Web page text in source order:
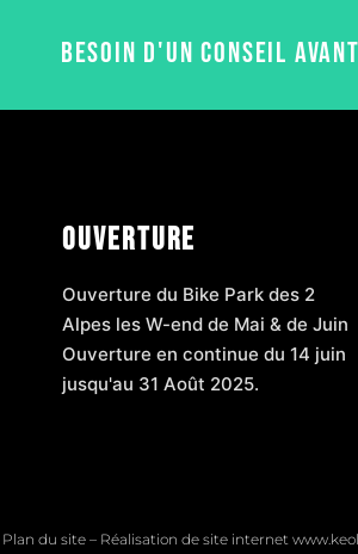
BESOIN D'UN CONSEIL
OUVERTURE
Ouverture du Bike Park des 2
Alpes les W-end de Mai & de Juin
Ouverture en continue du 14 juin
jusqu'au 31 Août 2025.
Plan du site – Réalisation de site internet